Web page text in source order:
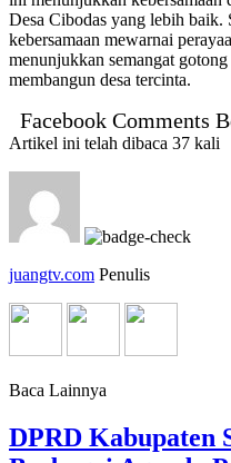
Desa Cibodas yang lebih baik.
kebersamaan mewarnai
menunjukkan semangat
membangun desa tercinta.
Facebook Comments
Artikel ini telah dibaca 37 kali
juangtv.com Penulis
Baca Lainnya
DPRD Kabupaten